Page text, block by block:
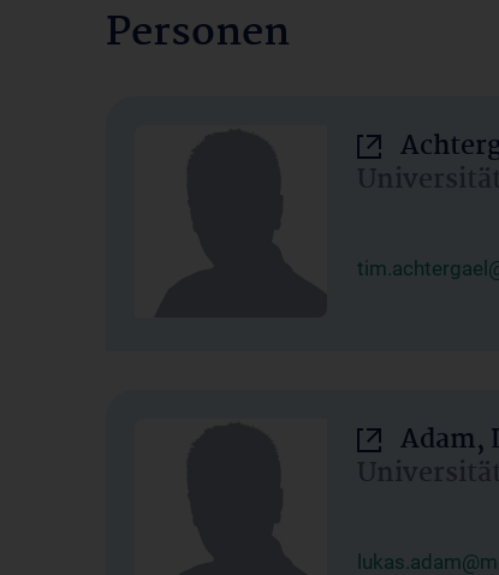
Personen
Adam,